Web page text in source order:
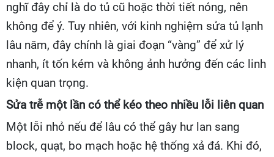
nghĩ đây chỉ là do tủ cũ hoặc thời tiết nóng, nên
không để ý. Tuy nhiên, với kinh nghiệm sửa tủ lạnh
lâu năm, đây chính là giai đoạn “vàng” để xử lý
nhanh, ít tốn kém và không ảnh hưởng đến các linh
kiện quan trọng.
Sửa trễ một lần có thể kéo theo nhiều lỗi liên quan
Một lỗi nhỏ nếu để lâu có thể gây hư lan sang
block, quạt, bo mạch hoặc hệ thống xả đá. Khi đó,